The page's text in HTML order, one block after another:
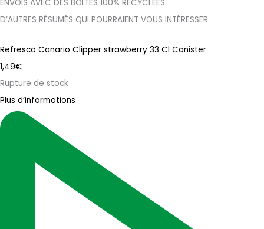
ENVOIS AVEC DES BOÎTES 100% RECYCLÉES
D’AUTRES RÉSUMÉS QUI POURRAIENT VOUS INTÉRESSER
Refresco Canario Clipper strawberry 33 Cl Canister
1,49€
Rupture de stock
Plus d’informations